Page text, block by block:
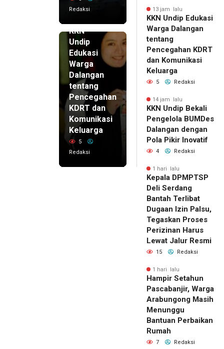
Redaksi
KKN
Undip
Edukasi
Warga
Dalangan
tentang
Pencegahan
KDRT dan
Komunikasi
Keluarga
5
Redaksi
13 jam lalu
KKN Undip Edukasi
Warga Dalangan
tentang
Pencegahan KDRT
dan Komunikasi
Keluarga
5 Redaksi
14 jam lalu
KKN Undip Bekali
Pengelola BUMDes
Dalangan dengan
Pola Pikir Inovatif
4 Redaksi
1 hari lalu
Kepala DPMPTSP
Deli Serdang
Bantah Terlibat
Dugaan Izin Palsu,
Tegaskan Proses
Perizinan Harus
Lewat Jalur Resmi
15 Redaksi
1 hari lalu
Hampir Setahun
Pascabanjir, Warga
Arabungong Masih
Menunggu
Bantuan Perbaikan
Rumah
7 Redaksi